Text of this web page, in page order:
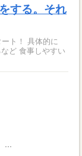
する。それ
体的に